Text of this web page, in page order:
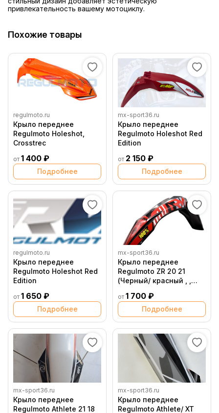
привлекательность вашему мотоциклу.
Похожие товары
regulmoto.ru
Крыло переднее
Regulmoto Holeshot,
Crosstrec
от 1 400 ₽
Подробнее
mx-sport36.ru
Крыло переднее
Regulmoto Holeshot Red
Edition
от 2 150 ₽
Подробнее
regulmoto.ru
Крыло переднее
Regulmoto Holeshot Red
Edition
от 1 650 ₽
Подробнее
mx-sport36.ru
Крыло переднее
Regulmoto ZR 20 21
(Черный/ красный , ,
от 1 700 ₽
Подробнее
mx-sport36.ru
Крыло переднее
Regulmoto Athlete 21 18
mx-sport36.ru
Крыло переднее
Regulmoto Athlete/ XT